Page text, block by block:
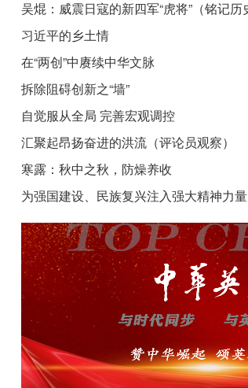
习近平的乡土情
在“两创”中赓续中华文脉
拆除阻碍创新之“墙”
自觉服从全局 完善宏观调控
汇聚起昂扬奋进的洪流（评论员观察）
寒露：秋中之秋，防燥养收
为强国建设、民族复兴注入强大精神力量